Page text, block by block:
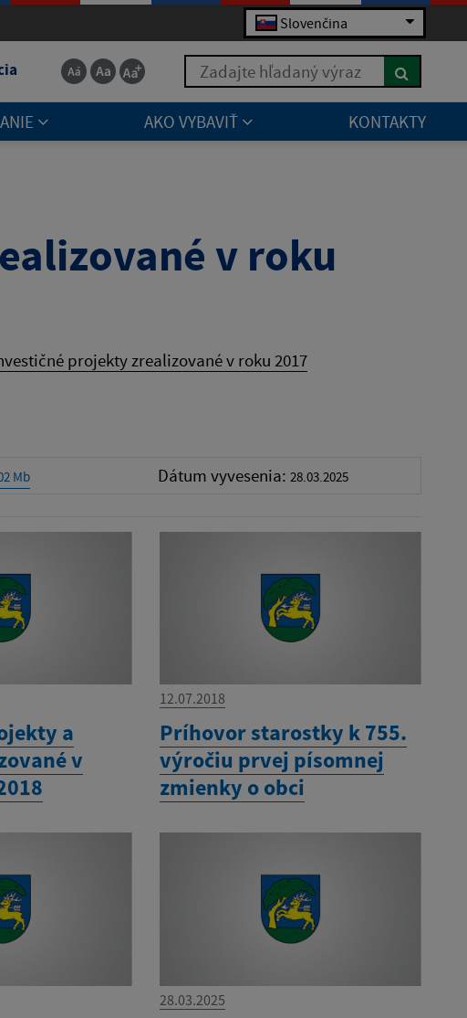
Slovenčina
Zadajte hľadaný výraz
AKO VYBAVIŤ KONTAKTY
v roku
projekty zrealizované v roku 2017
Mb Dátum vyvesenia: 28.03.2025
a
v
12.07.2018
Príhovor starostky k 755.
výročiu prvej písomnej
zmienky o obci
28.03.2025